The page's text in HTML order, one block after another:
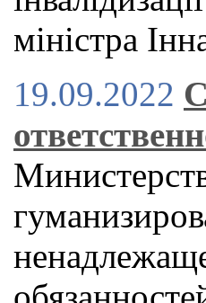
міністра
19.09.2022